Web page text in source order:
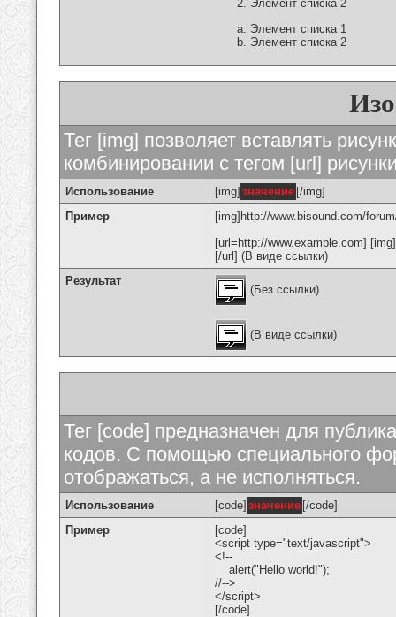
Элемент списка 2
Элемент списка 1
Элемент списка 2
Тег [img] позволяет вставлять
комбинировании с тегом [url]
Использование [img] значение [/img]
Пример
[img]http://www.bisound.com/
[url=http://www.example.com]
[/url] (В виде ссылки)
Результат
(Без ссылки)
(В виде ссылки)
Тег [code] предназначен для
кодов. С помощью специального
отображаться, а не исполняться.
Использование [code] значение [/code]
Пример
[code]
<script type="text/javascript">
<!--
alert("Hello world!");
//-->
</script>
[/code]